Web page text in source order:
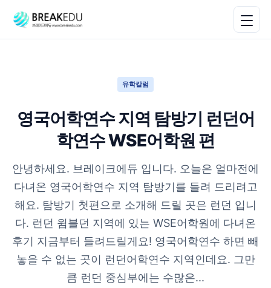
유학칼럼
영국어학연수 지역 탐방기 런던어
학연수 WSE어학원 편
안녕하세요. 브레이크에듀 입니다. 오늘은 얼마전에
다녀온 영국어학연수 지역 탐방기를 들려 드리려고
해요. 탐방기 첫편으로 소개해 드릴 곳은 런던 입니
다. 런던 윔블던 지역에 있는 WSE어학원에 다녀온
후기 지금부터 들려드릴게요! 영국어학연수 하면 빼
놓을 수 없는 곳이 런던어학연수 지역인데요. 그만
큼 런던 중심부에는 수많은...